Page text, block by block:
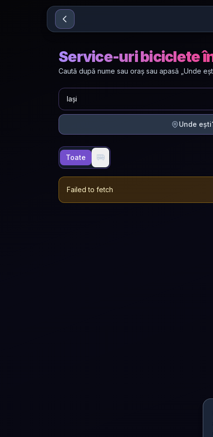
Sari la conținut
Service-uri biciclete
Caută după nume sau oraș sau apasă „Unde
Unde
Toate 🚐
Failed to fetch